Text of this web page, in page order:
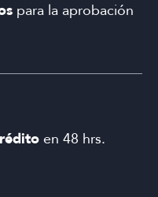
para la aprobación
en 48 hrs.